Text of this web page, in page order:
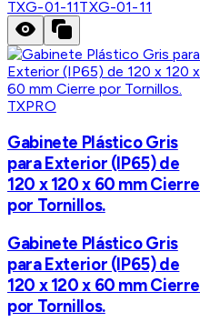
TXG-01-11TXG-01-11
TXPRO
Gabinete Plástico Gris
para Exterior (IP65) de
120 x 120 x 60 mm Cierre
por Tornillos.
Gabinete Plástico Gris
para Exterior (IP65) de
120 x 120 x 60 mm Cierre
por Tornillos.